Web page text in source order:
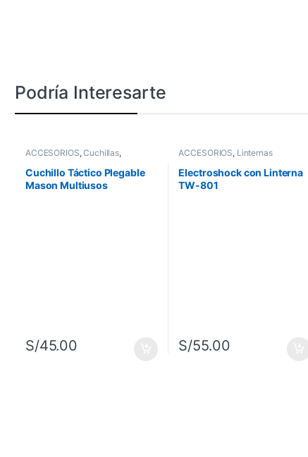
Podría Interesarte
ACCESORIOS,Cuchillas,
Cuchillo Táctico Plegable
Mason Multiusos
S/45.00
ACCESORIOS, Linternas
Electroshock con Linterna
TW-801
S/55.00